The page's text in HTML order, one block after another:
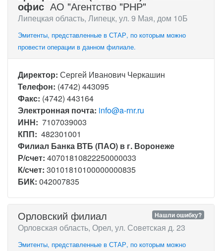
офис АО "Агентство "РНР"
Липецкая область, Липецк, ул. 9 Мая, дом 10Б
Эмитенты, представленные в СТАР, по которым можно
провести операции в данном филиале.
Директор: Сергей Иванович Черкашин
Телефон: (4742) 443095
Факс: (4742) 443164
Электронная почта: info@a-rnr.ru
ИНН: 7107039003
КПП: 482301001
Филиал Банка ВТБ (ПАО) в г. Воронеже
Р/счет: 40701810822250000033
К/счет: 30101810100000000835
БИК: 042007835
Нашли ошибку?
Орловский филиал
Орловская область, Орел, ул. Советская д. 23
Эмитенты, представленные в СТАР, по которым можно